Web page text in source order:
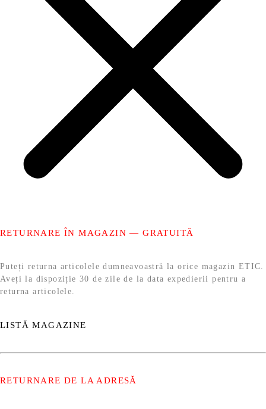
RETURNARE ÎN MAGAZIN — GRATUITĂ
Puteți returna articolele dumneavoastră la orice magazin ETIC.
Aveți la dispoziție 30 de zile de la data expedierii pentru a
returna articolele.
LISTĂ MAGAZINE
RETURNARE DE LA ADRESĂ